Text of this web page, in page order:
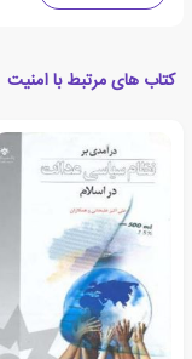
کتاب های مرتبط با امنیت